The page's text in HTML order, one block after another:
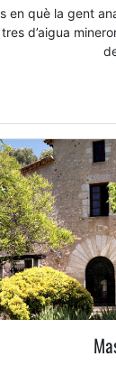
en què la gent
d’aigua